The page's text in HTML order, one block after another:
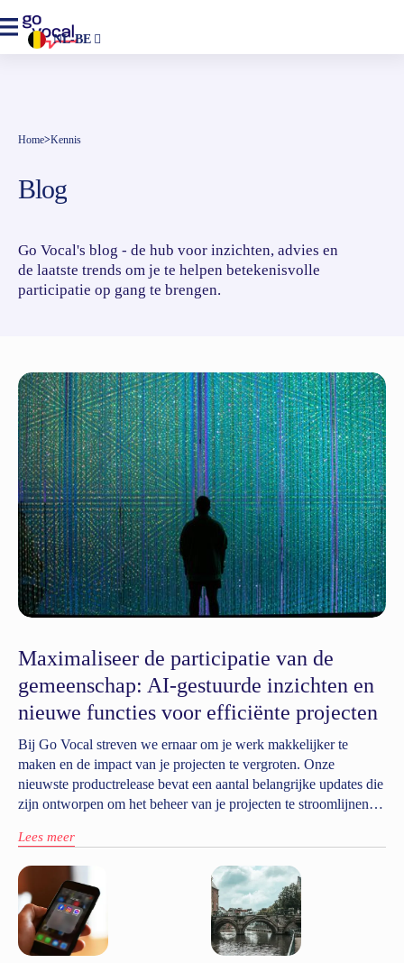
NL-BE
Home>Kennis
Blog
Go Vocal's blog - de hub voor inzichten, advies en
de laatste trends om je te helpen betekenisvolle
participatie op gang te brengen.
Maximaliseer de participatie van de
gemeenschap: AI-gestuurde inzichten en
nieuwe functies voor efficiënte projecten
Bij Go Vocal streven we ernaar om je werk makkelijker te
maken en de impact van je projecten te vergroten. Onze
nieuwste productrelease bevat een aantal belangrijke updates die
zijn ontworpen om het beheer van je projecten te stroomlijnen,
de schermen.
Lees meer